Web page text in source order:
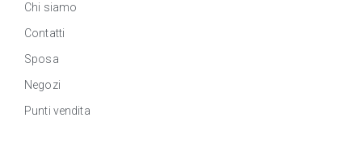
Chi siamo
Contatti
Sposa
Negozi
Punti vendita